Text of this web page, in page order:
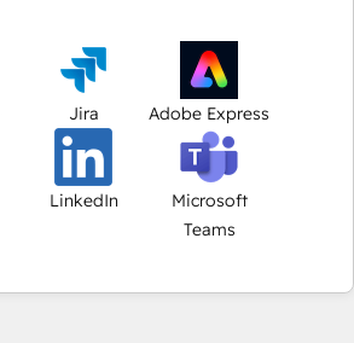
Jira Adobe Express
LinkedIn
Microsoft
Teams